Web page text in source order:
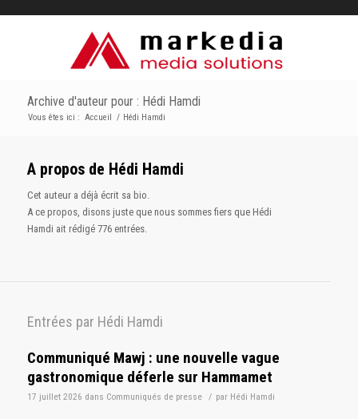
Archive d'auteur pour : Hédi Hamdi
Vous êtes ici : Accueil / Hédi Hamdi
A propos de Hédi Hamdi
Cet auteur a déjà écrit sa bio.
A ce propos, disons juste que nous sommes fiers que Hédi
Hamdi ait rédigé 776 entrées.
Entrées par Hédi Hamdi
Communiqué Mawj : une nouvelle vague
gastronomique déferle sur Hammamet
17 juillet 2026 dans Communiqués de presse / par Hédi Hamdi